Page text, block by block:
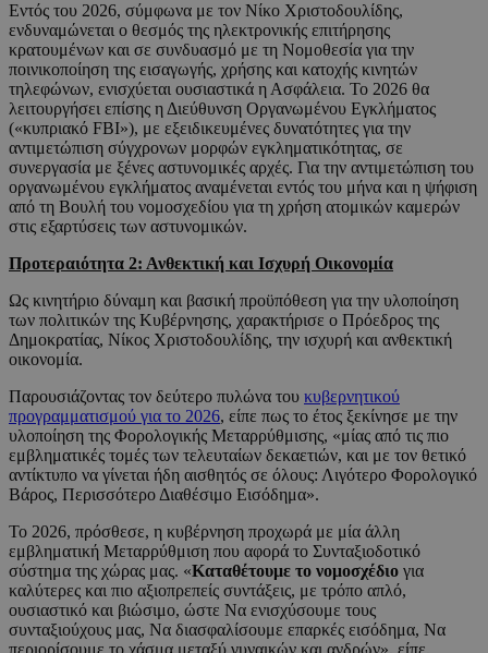
Εντός του 2026, σύμφωνα με τον Νίκο Χριστοδουλίδης,
ενδυναμώνεται ο θεσμός της ηλεκτρονικής επιτήρησης
κρατουμένων και σε συνδυασμό με τη Νομοθεσία για την
ποινικοποίηση της εισαγωγής, χρήσης και κατοχής κινητών
τηλεφώνων, ενισχύεται ουσιαστικά η Ασφάλεια. Το 2026 θα
λειτουργήσει επίσης η Διεύθυνση Οργανωμένου Εγκλήματος
(«κυπριακό FBI»), με εξειδικευμένες δυνατότητες για την
αντιμετώπιση σύγχρονων μορφών εγκληματικότητας, σε
συνεργασία με ξένες αστυνομικές αρχές. Για την αντιμετώπιση του
οργανωμένου εγκλήματος αναμένεται εντός του μήνα και η ψήφιση
από τη Βουλή του νομοσχεδίου για τη χρήση ατομικών καμερών
στις εξαρτύσεις των αστυνομικών.
Προτεραιότητα 2: Ανθεκτική και Ισχυρή Οικονομία
Ως κινητήριο δύναμη και βασική προϋπόθεση για την υλοποίηση
των πολιτικών της Κυβέρνησης, χαρακτήρισε ο Πρόεδρος της
Δημοκρατίας, Νίκος Χριστοδουλίδης, την ισχυρή και ανθεκτική
οικονομία.
Παρουσιάζοντας τον δεύτερο πυλώνα του κυβερνητικού
προγραμματισμού για το 2026, είπε πως το έτος ξεκίνησε με την
υλοποίηση της Φορολογικής Μεταρρύθμισης, «μίας από τις πιο
εμβληματικές τομές των τελευταίων δεκαετιών, και με τον θετικό
αντίκτυπο να γίνεται ήδη αισθητός σε όλους: Λιγότερο Φορολογικό
Βάρος, Περισσότερο Διαθέσιμο Εισόδημα».
Το 2026, πρόσθεσε, η κυβέρνηση προχωρά με μία άλλη
εμβληματική Μεταρρύθμιση που αφορά το Συνταξιοδοτικό
σύστημα της χώρας μας. «Kαταθέτουμε το νομοσχέδιο για
καλύτερες και πιο αξιοπρεπείς συντάξεις, με τρόπο απλό,
ουσιαστικό και βιώσιμο, ώστε Να ενισχύσουμε τους
συνταξιούχους μας, Να διασφαλίσουμε επαρκές εισόδημα, Να
περιορίσουμε το χάσμα μεταξύ γυναικών και ανδρών», είπε.